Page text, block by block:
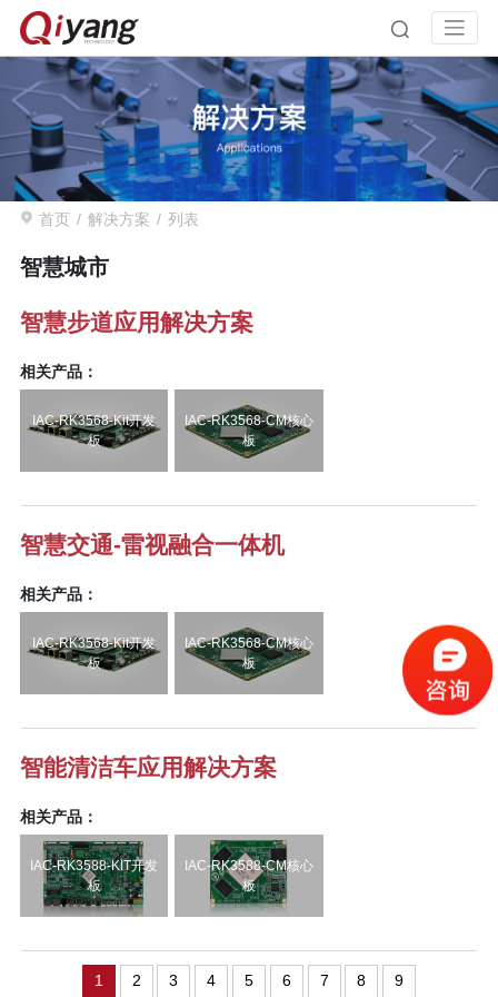
首页 解决方案 列表
智慧城市
智慧步道应用解决方案
相关产品：
IAC-RK3568-Kit开发
板
IAC-RK3568-CM核心
板
智慧交通-雷视融合一体机
相关产品：
IAC-RK3568-Kit开发
板
IAC-RK3568-CM核心
板
智能清洁车应用解决方案
相关产品：
IAC-RK3588-KIT开发
板
IAC-RK3588-CM核心
板
1 2 3 4 5 6 7 8 9